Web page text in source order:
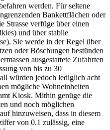
werden. Für seltene
Bankettflächen oder
Strasse verfüge über einen
und über stabile
Sie werde in der Regel über
oder Böschungen bestünden
ausgestattete Zufahrten
von bis zu 30
würden jedoch lediglich acht
mögliche Wohneinheiten
Kiosk. Mithin genüge die
und noch möglichen
hinzuweisen, dass in diesem
von 0.1 zulässig, eine